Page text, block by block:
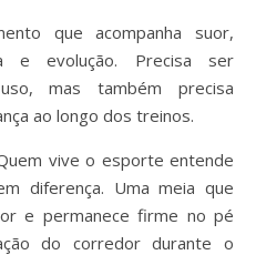
que acompanha suor,
e evolução. Precisa ser
mas também precisa
ao longo dos treinos.
vive o esporte entende
diferença. Uma meia que
e permanece firme no pé
do corredor durante o